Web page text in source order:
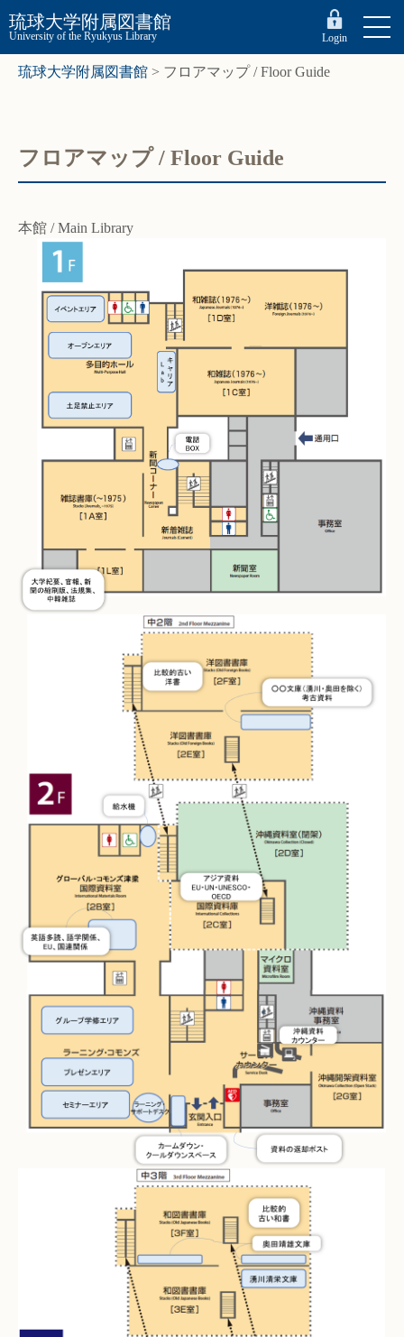
琉球大学附属図書館
University of the Ryukyus Library Login
琉球大学附属図書館 > フロアマップ / Floor Guide
フロアマップ / Floor Guide
本館 / Main Library